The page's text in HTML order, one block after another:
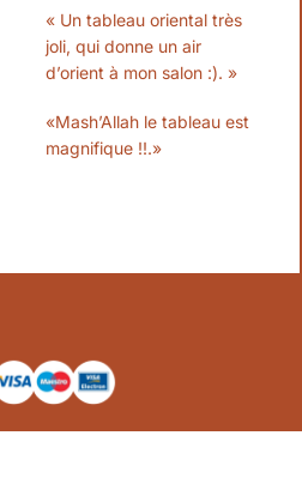
« Un tableau oriental très
joli, qui donne un air
d’orient à mon salon :). »
«Mash’Allah le tableau est
magnifique !!.»